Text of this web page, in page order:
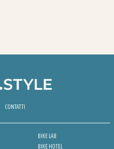
CONTATTI
BIKE LAB
BIKE HOTEL